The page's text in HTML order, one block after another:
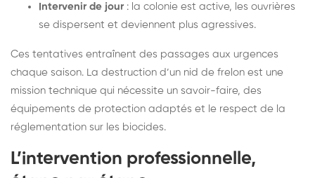
Intervenir de jour : la colonie est active, les ouvrières
se dispersent et deviennent plus agressives.
Ces tentatives entraînent des passages aux urgences
chaque saison. La destruction d’un nid de frelon est une
mission technique qui nécessite un savoir-faire, des
équipements de protection adaptés et le respect de la
réglementation sur les biocides.
L’intervention professionnelle,